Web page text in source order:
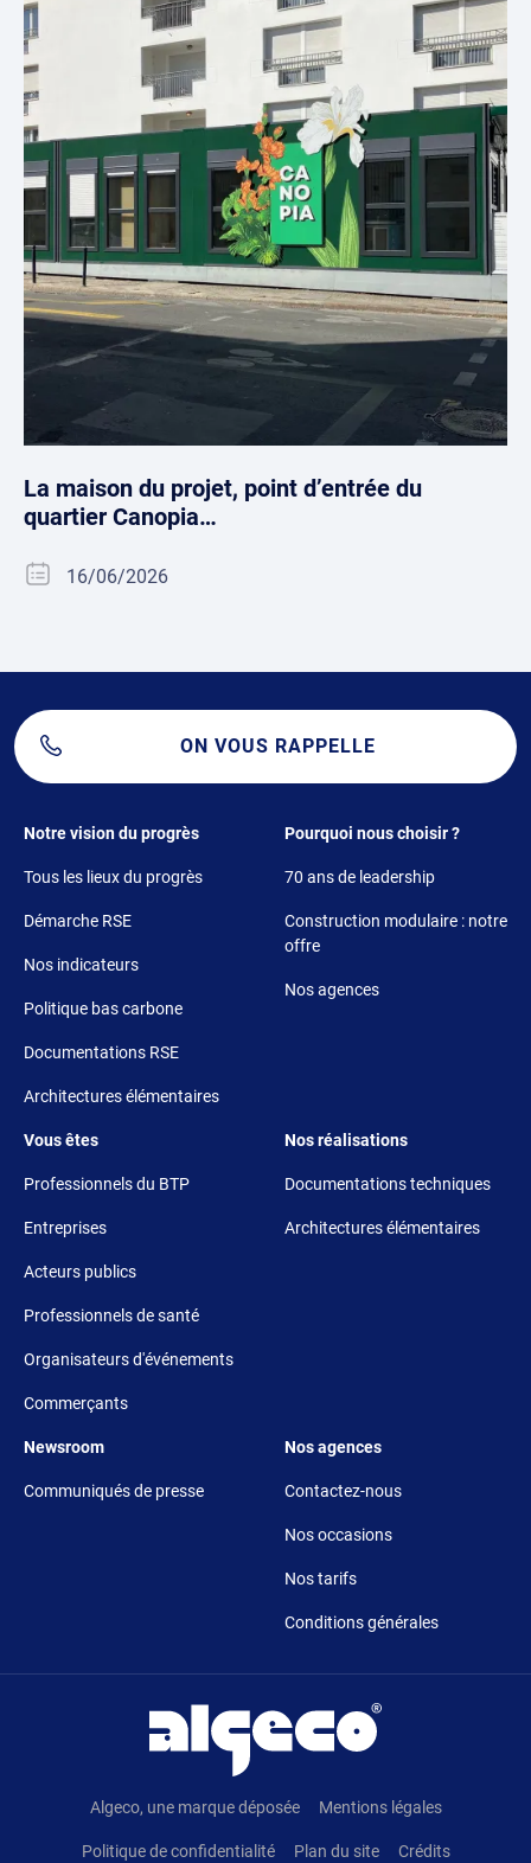
La maison du projet, point d’entrée du
quartier Canopia…
16/06/2026
ON VOUS RAPPELLE
Footer 1
Notre vision du progrès
Tous les lieux du progrès
Démarche RSE
Nos indicateurs
Politique bas carbone
Documentations RSE
Architectures élémentaires
Footer 2
Pourquoi nous choisir ?
70 ans de leadership
Construction modulaire : notre
offre
Nos agences
Footer 3
Vous êtes
Professionnels du BTP
Entreprises
Acteurs publics
Professionnels de santé
Organisateurs d'événements
Commerçants
Footer 4
Nos réalisations
Documentations techniques
Architectures élémentaires
Footer 5
Newsroom
Communiqués de presse
Footer 6
Nos agences
Contactez-nous
Nos occasions
Nos tarifs
Conditions générales
Algeco, une marque déposée Mentions légales
Politique de confidentialité Plan du site Crédits